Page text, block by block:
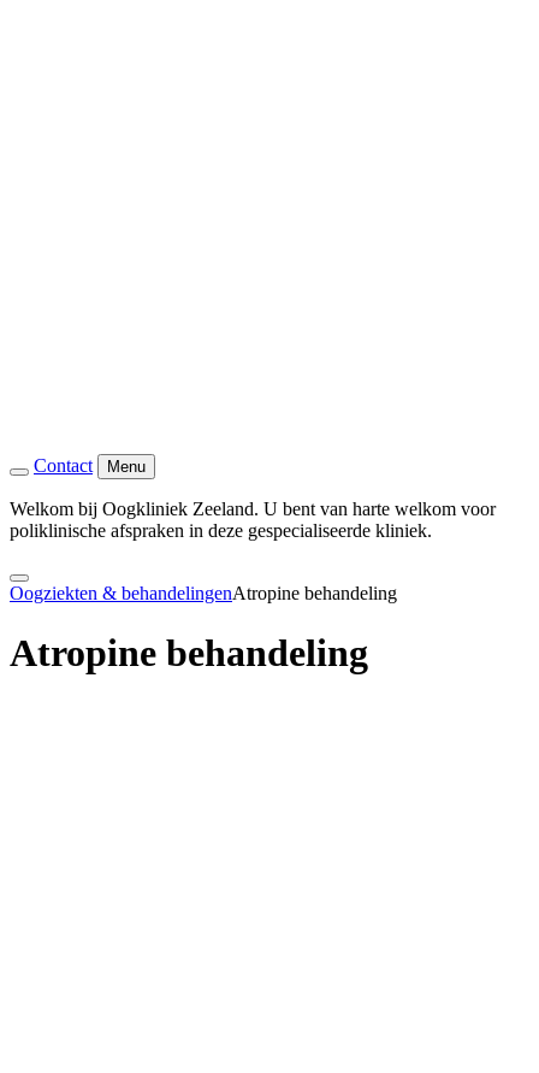
Contact Menu
Welkom bij Oogkliniek Zeeland. U bent van harte welkom voor
poliklinische afspraken in deze gespecialiseerde kliniek.
Oogziekten & behandelingenAtropine behandeling
Atropine behandeling